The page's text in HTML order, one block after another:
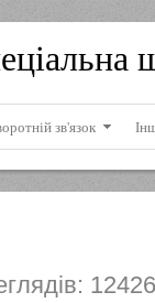
зв'язок
12426